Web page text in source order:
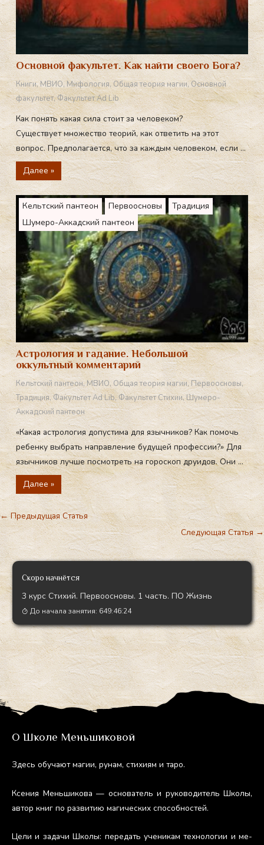
Основной факультет. Как найти своего Бога?
Книги,МВИО,Мифология,Общая теория магии,Основной
факультет,Факультет Ad Lib
Как понять какая сила стоит за человеком?
Существует множество теорий, как ответить на этот
вопрос. Предполагается, что за каждым человеком, если ...
Далее »
Кельтский пантеон Первоосновы
Традиция
Шумеро-Аккадский пантеон
Астрология и гадание. Небольшой
оккультный комментарий
Кельтский пантеон,МВИО,Общая теория магии, Первоосновы,
Традиция,Факультет Ad Lib,Факультет Стихии,Шумеро-
Аккадский пантеон
«Какая астрология допустима для язычников? Как помочь
ребенку выбрать направление будущей профессии?» Для
язычников лучше посмотреть на гороскоп друидов. Они ...
Далее »
←Предыдущая Статья
Следующая Статья→
Скоро начнётся
3 курс Стихий. Первоосновы. 1 часть. ПО Жизнь
До начала занятия: 649:46:23
О Школе Меньшиковой
Здесь обу­ча­ют ма­гии, ру­нам, сти­хи­ям и та­ро.
Ксе­ния Мень­ши­кова — ос­но­ватель и ру­ково­дитель Шко­лы,
ав­тор книг по раз­ви­тию ма­гичес­ких спо­соб­ностей.
Це­ли и за­дачи Шко­лы: пе­редать уче­никам тех­но­логии и ме­